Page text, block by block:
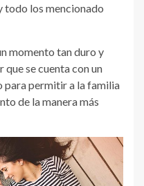
todo los mencionado
momento tan duro y
que se cuenta con un
para permitir a la familia
de la manera más